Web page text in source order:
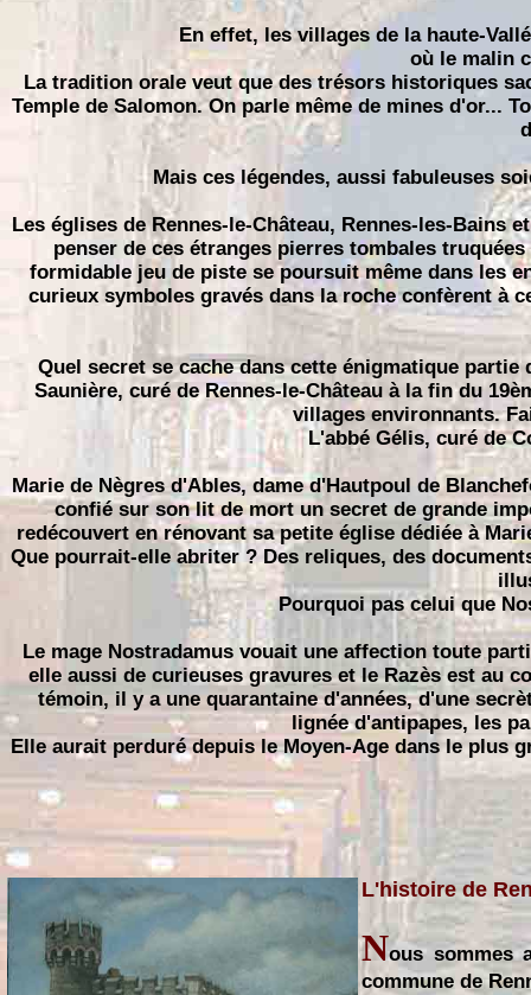
En effet, les villages de la haute-
où le malin
La tradition orale veut que des trésors historiques
Temple de Salomon. On parle même de mines d'or...
Mais ces légendes, aussi fabuleuses
Les églises de Rennes-le-Château, Rennes-les-
penser de ces étranges pierres tombales
formidable jeu de piste se poursuit même dans les
curieux symboles gravés dans la roche confèrent à
Quel secret se cache dans cette énigmatique
Saunière, curé de Rennes-le-Château à la fin du
villages environnants.
L'abbé Gélis, curé de
Marie de Nègres d'Ables, dame d'Hautpoul de
confié sur son lit de mort un secret de grande
redécouvert en rénovant sa petite église dédiée à
Que pourrait-elle abriter ? Des reliques, des
Pourquoi pas celui que
Le mage Nostradamus vouait une affection toute
elle aussi de curieuses gravures et le Razès est au
témoin, il y a une quarantaine d'années, d'une
lignée d'antipapes, les
Elle aurait perduré depuis le Moyen-Age dans le plus
L'histoire de
Nous sommes
commune de